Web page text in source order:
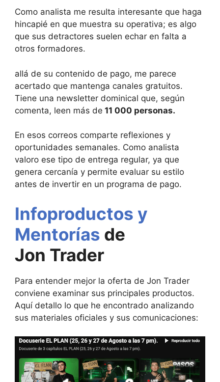
Como analista me resulta interesante que haga
hincapié en que muestra su operativa; es algo
que sus detractores suelen echar en falta a
otros formadores.
allá de su contenido de pago, me parece
acertado que mantenga canales gratuitos.
Tiene una newsletter dominical que, según
comenta, leen más de 11 000 personas.
En esos correos comparte reflexiones y
oportunidades semanales. Como analista
valoro ese tipo de entrega regular, ya que
genera cercanía y permite evaluar su estilo
antes de invertir en un programa de pago.
Infoproductos y
Mentorías de
Jon Trader
Para entender mejor la oferta de Jon Trader
conviene examinar sus principales productos.
Aquí detallo lo que he encontrado analizando
sus materiales oficiales y sus comunicaciones: